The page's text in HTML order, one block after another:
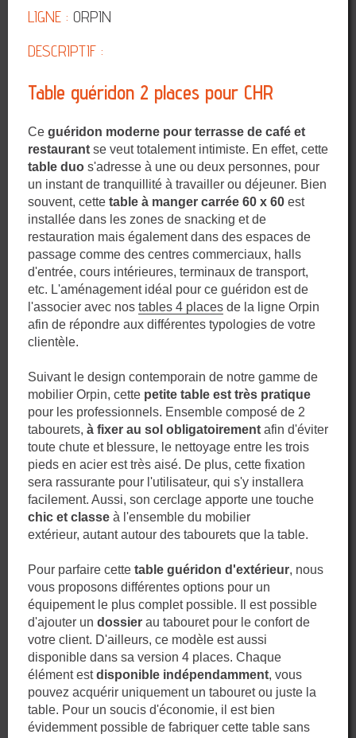
LIGNE : ORPIN
DESCRIPTIF :
Table guéridon 2 places pour CHR
Ce guéridon moderne pour terrasse de café et
restaurant se veut totalement intimiste. En effet, cette
table duo s'adresse à une ou deux personnes, pour
un instant de tranquillité à travailler ou déjeuner. Bien
souvent, cette table à manger carrée 60 x 60 est
installée dans les zones de snacking et de
restauration mais également dans des espaces de
passage comme des centres commerciaux, halls
d'entrée, cours intérieures, terminaux de transport,
etc. L'aménagement idéal pour ce guéridon est de
l'associer avec nos tables 4 places de la ligne Orpin
afin de répondre aux différentes typologies de votre
clientèle.
Suivant le design contemporain de notre gamme de
mobilier Orpin, cette petite table est très pratique
pour les professionnels. Ensemble composé de 2
tabourets, à fixer au sol obligatoirement afin d'éviter
toute chute et blessure, le nettoyage entre les trois
pieds en acier est très aisé. De plus, cette fixation
sera rassurante pour l'utilisateur, qui s'y installera
facilement. Aussi, son cerclage apporte une touche
chic et classe à l'ensemble du mobilier
extérieur, autant autour des tabourets que la table.
Pour parfaire cette table guéridon d'extérieur, nous
vous proposons différentes options pour un
équipement le plus complet possible. Il est possible
d'ajouter un dossier au tabouret pour le confort de
votre client. D'ailleurs, ce modèle est aussi
disponible dans sa version 4 places. Chaque
élément estdisponible indépendamment, vous
pouvez acquérir uniquement un tabouret ou juste la
table. Pour un soucis d'économie, il est bien
évidemment possible de fabriquer cette table sans